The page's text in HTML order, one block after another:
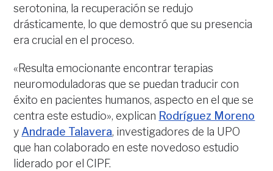
serotonina, la recuperación se redujo
drásticamente, lo que demostró que su presencia
era crucial en el proceso.
«Resulta emocionante encontrar terapias
neuromoduladoras que se puedan traducir con
éxito en pacientes humanos, aspecto en el que se
centra este estudio», explican Rodríguez Moreno
yAndrade Talavera, investigadores de la UPO
que han colaborado en este novedoso estudio
liderado por el CIPF.